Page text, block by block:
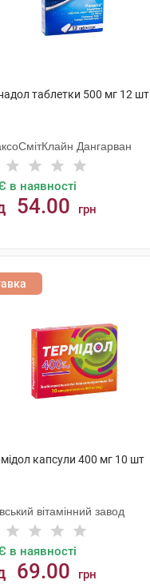
таблетки 500 мг 12 шт
Дангарван
в наявності
54.00 грн
капсули 400 мг 10 шт
вітамінний завод
в наявності
69.00 грн